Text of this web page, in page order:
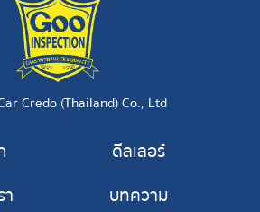
Credo (Thailand) Co., Ltd
ดีลเลอร์
บทความ